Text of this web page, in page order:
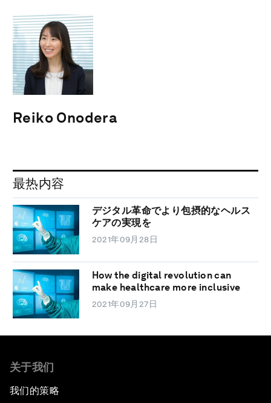
Reiko Onodera
最热内容
デジタル革命でより包摂的なヘルス
ケアの実現を
2021年09月28日
How the digital revolution can
make healthcare more inclusive
2021年09月27日
关于我们
我们的策略